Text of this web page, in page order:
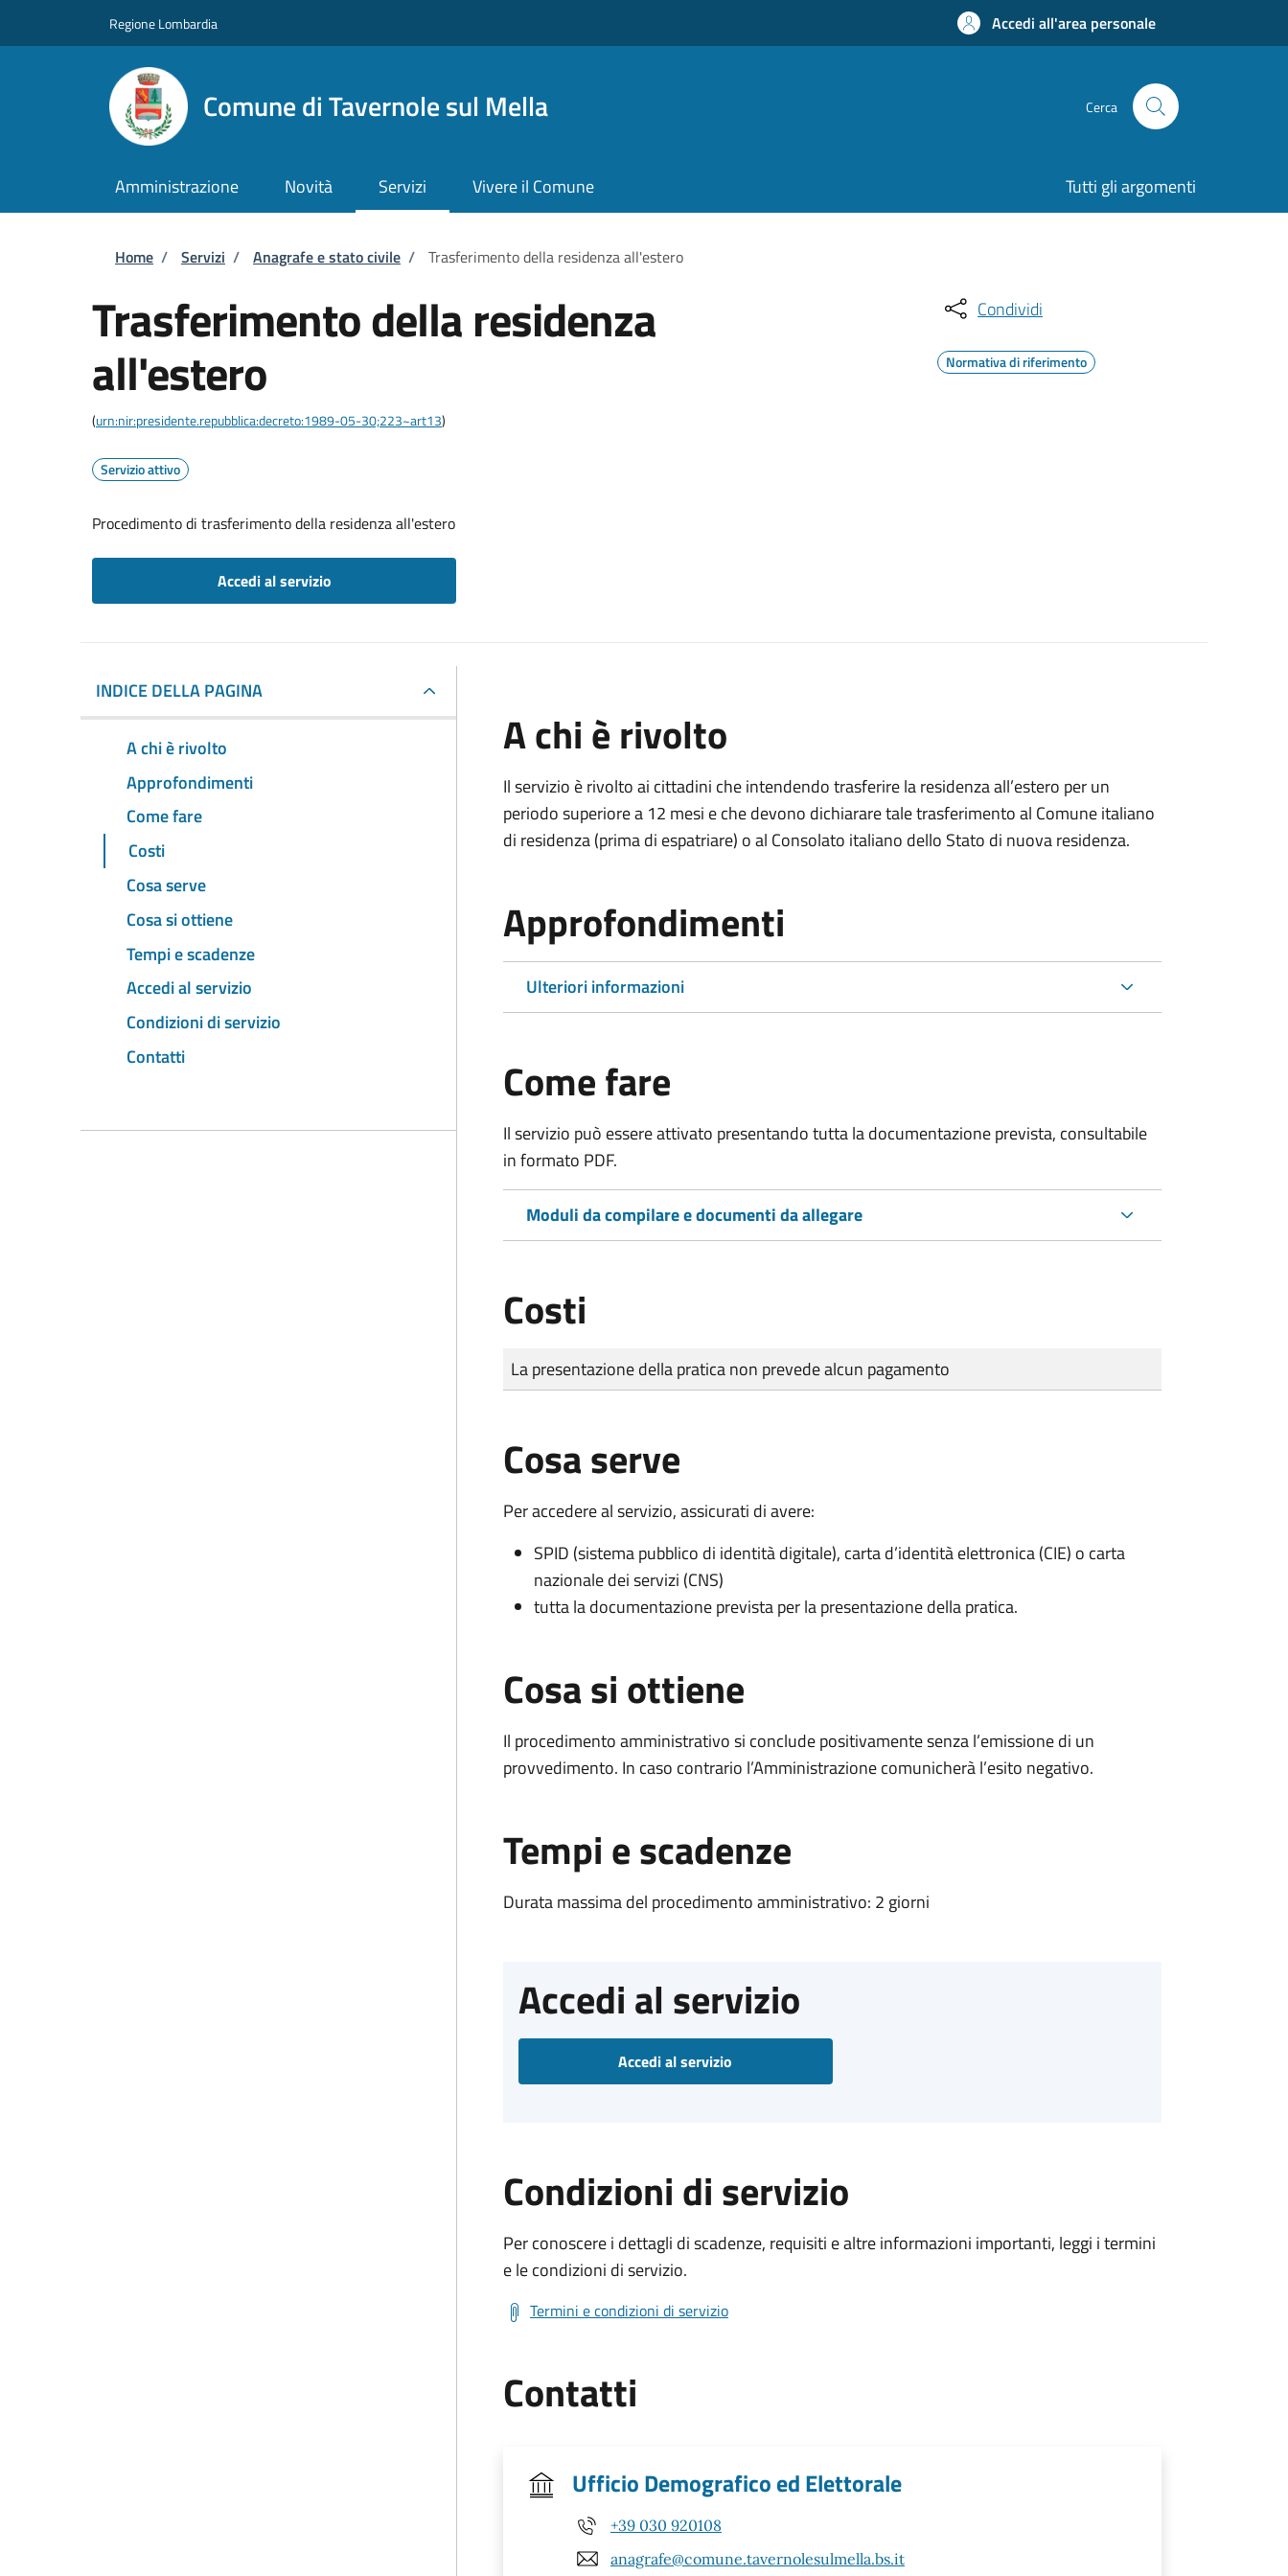
Regione Lombardia Accedi all'area personale
Comune di Tavernole sul Mella Cerca
Amministrazione Novità Servizi Vivere il Comune Tutti gli argomenti
Briciole di pane
Home / Servizi / Anagrafe e stato civile / Trasferimento della residenza all'estero
Trasferimento della residenza
all'estero
(urn:nir:presidente.repubblica:decreto:1989-05-30;223~art13)
Servizio attivo
Procedimento di trasferimento della residenza all'estero
Accedi al servizio
Condividi
Normativa di riferimento
INDICE DELLA PAGINA
A chi è rivolto
Approfondimenti
Come fare
Costi
Cosa serve
Cosa si ottiene
Tempi e scadenze
Accedi al servizio
Condizioni di servizio
Contatti
A chi è rivolto
Il servizio è rivolto ai cittadini che intendendo trasferire la residenza all’estero per un
periodo superiore a 12 mesi e che devono dichiarare tale trasferimento al Comune italiano
di residenza (prima di espatriare) o al Consolato italiano dello Stato di nuova residenza.
Approfondimenti
Ulteriori informazioni
Come fare
Il servizio può essere attivato presentando tutta la documentazione prevista, consultabile
in formato PDF.
Moduli da compilare e documenti da allegare
Costi
Tipo di pagamento
Importo
La presentazione della pratica non prevede alcun pagamento
Cosa serve
Per accedere al servizio, assicurati di avere:
SPID (sistema pubblico di identità digitale), carta d’identità elettronica (CIE) o carta
nazionale dei servizi (CNS)
tutta la documentazione prevista per la presentazione della pratica.
Cosa si ottiene
Il procedimento amministrativo si conclude positivamente senza l’emissione di un
provvedimento. In caso contrario l’Amministrazione comunicherà l’esito negativo.
Tempi e scadenze
Durata massima del procedimento amministrativo: 2 giorni
Accedi al servizio
Accedi al servizio
Condizioni di servizio
Per conoscere i dettagli di scadenze, requisiti e altre informazioni importanti, leggi i termini
e le condizioni di servizio.
Termini e condizioni di servizio
Contatti
Ufficio Demografico ed Elettorale
+39 030 920108
anagrafe@comune.tavernolesulmella.bs.it